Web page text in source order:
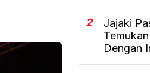
2
Jajaki
Dengan